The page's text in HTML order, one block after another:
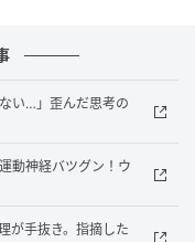
い…」歪んだ思考の
動神経バツグン！ウ
が手抜き。指摘した